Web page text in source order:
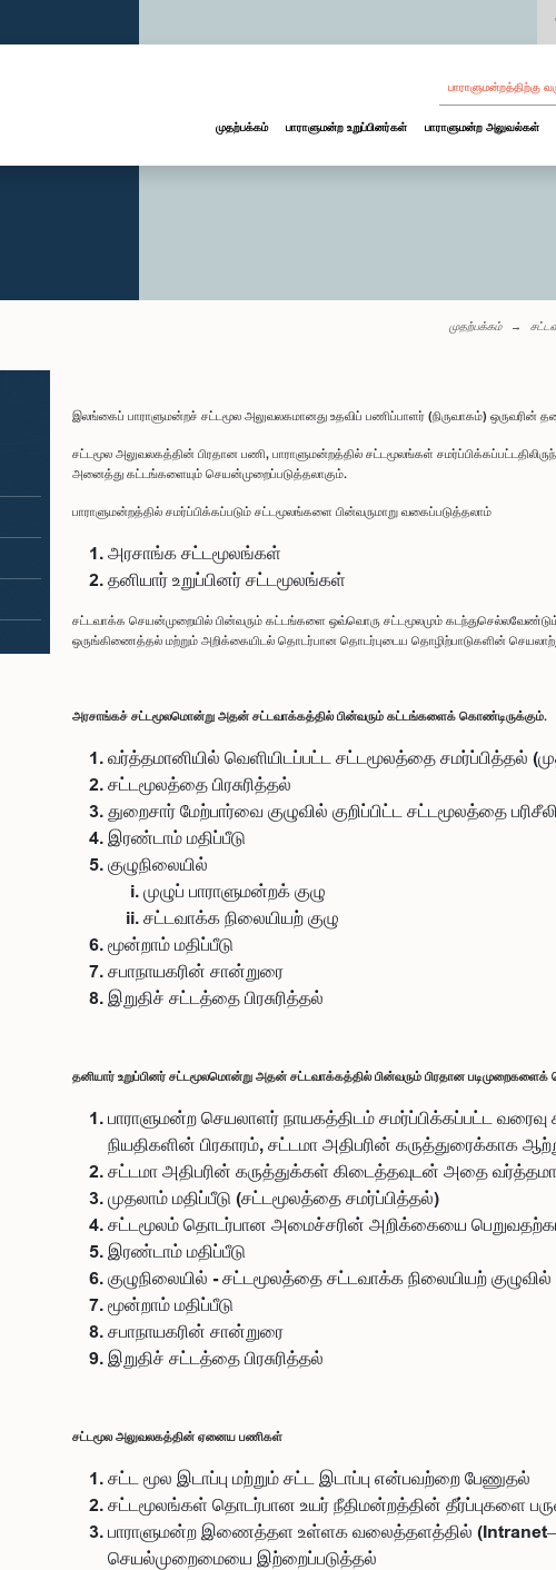
பாராளுமன்றத்திற்கு
முதற்பக்கம் பாராளுமன்ற உறுப்பினர்கள் பாராளுமன்ற அலுவல்கள்
முதற்பக்கம்
இலங்கைப் பாராளுமன்றச் சட்டமூல அலுவலகமானது உதவிப் பணிப்பாளர் (நிருவாகம்) ஒருவரின்
சட்டமூல அலுவலகத்தின் பிரதான பணி, பாராளுமன்றத்தில் சட்டமூலங்கள்
அனைத்து கட்டங்களையும் செயன்முறைப்படுத்தலாகும்.
பாராளுமன்றத்தில் சமர்ப்பிக்கப்படும் சட்டமூலங்களை பின்வருமாறு வகைப்படுத்தலாம்
அரசாங்க சட்டமூலங்கள்
தனியார் உறுப்பினர் சட்டமூலங்கள்
சட்டவாக்க செயன்முறையில் பின்வரும் கட்டங்களை ஒவ்வொரு சட்டமூலமும்
ஒருங்கிணைத்தல் மற்றும் அறிக்கையிடல் தொடர்பான தொடர்புடைய தொழிற்பாடுகளின்
அரசாங்கச் சட்டமூலமொன்று அதன் சட்டவாக்கத்தில் பின்வரும் கட்டங்களைக் கொண்டிருக்கும்.
வர்த்தமானியில் வெளியிடப்பட்ட சட்டமூலத்தை சமர்ப்பித்தல்
சட்டமூலத்தை பிரசுரித்தல்
துறைசார் மேற்பார்வை குழுவில் குறிப்பிட்ட சட்டமூலத்தை
இரண்டாம் மதிப்பீடு
குழுநிலையில்
முழுப் பாராளுமன்றக் குழு
சட்டவாக்க நிலையியற் குழு
மூன்றாம் மதிப்பீடு
சபாநாயகரின் சான்றுரை
இறுதிச் சட்டத்தை பிரசுரித்தல்
தனியார் உறுப்பினர் சட்டமூலமொன்று அதன் சட்டவாக்கத்தில் பின்வரும் பிரதான
பாராளுமன்ற செயலாளர் நாயகத்திடம் சமர்ப்பிக்கப்பட்ட
நியதிகளின் பிரகாரம், சட்டமா அதிபரின் கருத்துரைக்காக
சட்டமா அதிபரின் கருத்துக்கள் கிடைத்தவுடன் அதை
முதலாம் மதிப்பீடு (சட்டமூலத்தை சமர்ப்பித்தல்)
சட்டமூலம் தொடர்பான அமைச்சரின் அறிக்கையை
இரண்டாம் மதிப்பீடு
குழுநிலையில் - சட்டமூலத்தை சட்டவாக்க நிலையியற் குழுவில்
மூன்றாம் மதிப்பீடு
சபாநாயகரின் சான்றுரை
இறுதிச் சட்டத்தை பிரசுரித்தல்
சட்டமூல அலுவலகத்தின் ஏனைய பணிகள்
சட்ட மூல இடாப்பு மற்றும் சட்ட இடாப்பு என்பவற்றை பேணுதல்
சட்டமூலங்கள் தொடர்பான உயர் நீதிமன்றத்தின் தீர்ப்புகளை
பாராளுமன்ற இணைத்தள உள்ளக வலைத்தளத்தில் (Intranet–
செயல்முறைமையை இற்றைப்படுத்தல்